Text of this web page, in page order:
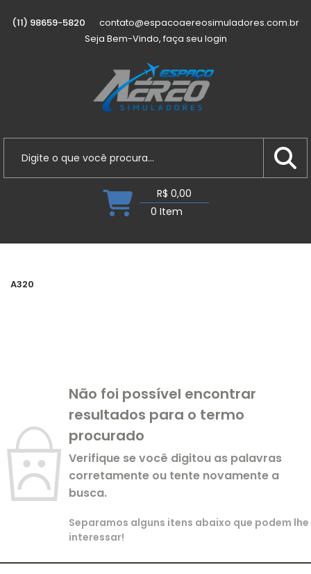
(11) 98659-5820
contato@espacoaereosimuladores.com.br
Seja Bem-Vindo, faça seu login
R$ 0,00
0 Item
A320
Não foi possível encontrar
resultados para o termo
procurado
Verifique se você digitou as palavras
corretamente ou tente novamente a
busca.
Separamos alguns itens abaixo que podem lhe
interessar!